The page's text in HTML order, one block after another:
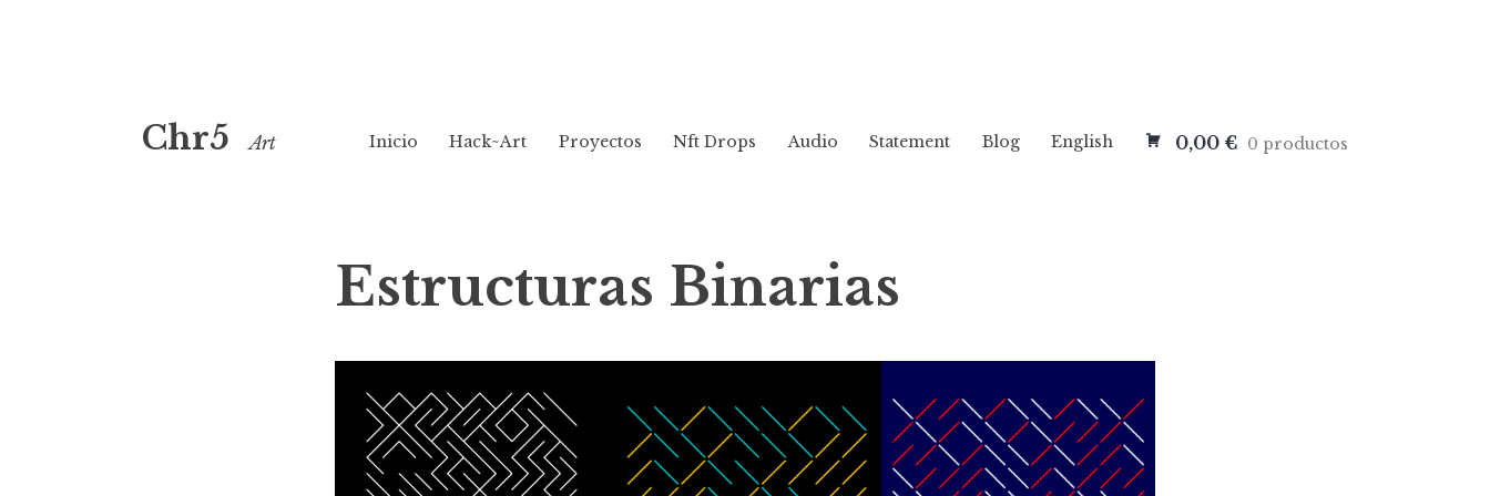
al
Chr5 Art Inicio Hack~Art Proyectos Nft Drops Audio Statement Blog English 0,00 € 0 productos
Estructuras Binarias